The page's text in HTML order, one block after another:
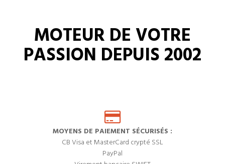
MOTEUR DE VOTRE
PASSION DEPUIS 2002
MOYENS DE PAIEMENT SÉCURISÉS :
CB Visa et MasterCard crypté SSL
PayPal